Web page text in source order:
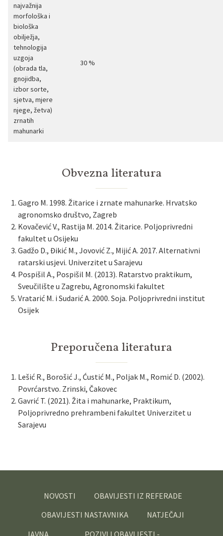
najvažnija
morfološka i
biološka
obilježja,
tehnologija
uzgoja
(obrada tla,
gnojidba,
izbor sorte,
sjetva, mjere
njege, žetva)
zrnatih
mahunarki
30 %
Obvezna literatura
Gagro M. 1998. Žitarice i zrnate mahunarke. Hrvatsko
agronomsko društvo, Zagreb
Kovačević V., Rastija M. 2014. Žitarice. Poljoprivredni
fakultet u Osijeku
Gadžo D., Đikić M., Jovović Z., Mijić A. 2017. Alternativni
ratarski usjevi. Univerzitet u Sarajevu
Pospišil A., Pospišil M. (2013). Ratarstvo praktikum,
Sveučilište u Zagrebu, Agronomski fakultet
Vratarić M. i Sudarić A. 2000. Soja. Poljoprivredni institut
Osijek
Preporučena literatura
Lešić R., Borošić J., Ćustić M., Poljak M., Romić D. (2002).
Povrćarstvo. Zrinski, Čakovec
Gavrić T. (2021). Žita i mahunarke, Praktikum,
Poljoprivredno prehrambeni fakultet Univerzitet u
Sarajevu
NOVOSTI
OBAVIJESTI IZ REFERADE
OBAVIJESTI NASTAVNIKA
NATJEČAJI
JAVNA
POZIVI I OBAVIJESTI -